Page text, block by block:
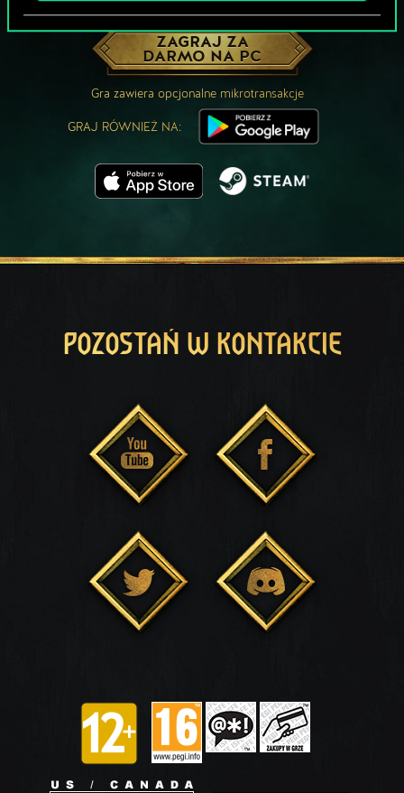
ZAGRAJ ZA
DARMO NA PC
Gra zawiera opcjonalne mikrotransakcje
GRAJ RÓWNIEŻ NA:
POZOSTAŃ W KONTAKCIE